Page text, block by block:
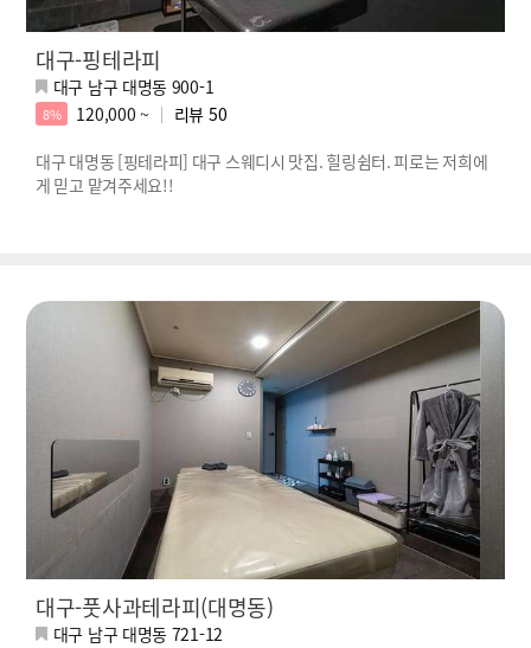
대구-핑테라피
대구 남구 대명동 900-1
8% 120,000 ~ 리뷰 50
대구 대명동 [핑테라피] 대구 스웨디시 맛집. 힐링쉼터. 피로는 저희에
게 믿고 맡겨주세요!!
대구-풋사과테라피(대명동)
대구 남구 대명동 721-12